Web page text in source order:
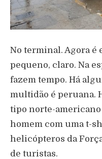
No terminal. Agora é
pequeno, claro. Na
fazem tempo. Há
multidão é peruana.
tipo norte-americano
homem com uma t-
helicópteros da
de turistas.